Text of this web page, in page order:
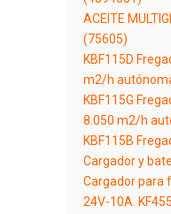
ACEITE
(75605)
KBF115D
m2/h
KBF115G
8.050 m2/h
KBF115B
Cargador y
Cargador para
24V-10A.